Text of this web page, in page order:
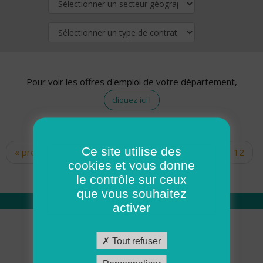
Pour voir les offres d'emploi de votre département,
cliquez ici !
Pages
« premier ‹ précédent … 10
12
14 15 16 17
Qui sommes nous
Académie ADMR
Ce site utilise des
cookies et vous donne
le contrôle sur ceux
que vous souhaitez
activer
Tout refuser